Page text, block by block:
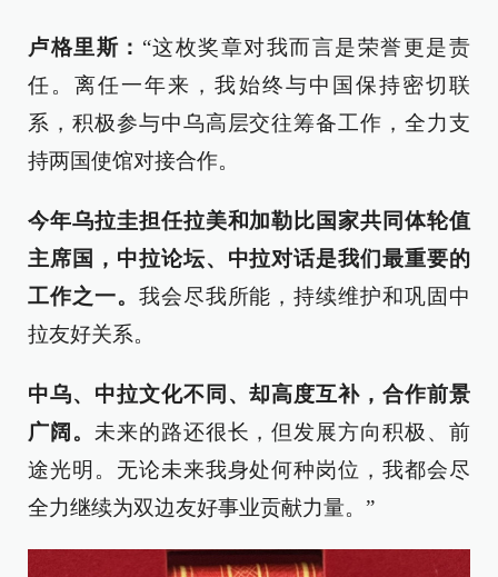
卢格里斯： “这枚奖章对我而言是荣誉更是责
任。离任一年来，我始终与中国保持密切联
系，积极参与中乌高层交往筹备工作，全力支
持两国使馆对接合作。
今年乌拉圭担任拉美和加勒比国家共同体轮值
主席国，中拉论坛、中拉对话是我们最重要的
工作之一。 我会尽我所能，持续维护和巩固中
拉友好关系。
中乌、中拉文化不同、却高度互补，合作前景
广阔。 未来的路还很长，但发展方向积极、前
途光明。无论未来我身处何种岗位，我都会尽
全力继续为双边友好事业贡献力量。”